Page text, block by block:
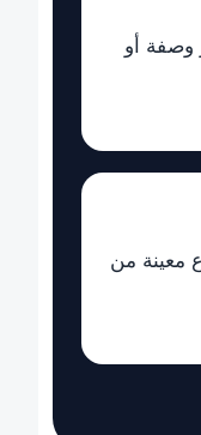
وصفة أو
معينة من